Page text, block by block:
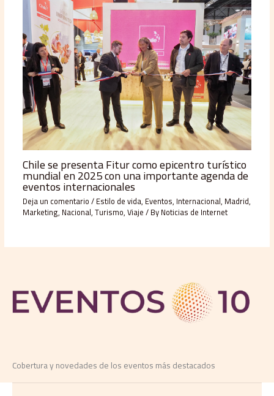
Chile se presenta Fitur como epicentro turístico
mundial en 2025 con una importante agenda de
eventos internacionales
Deja un comentario/Estilo de vida, Eventos, Internacional, Madrid,
Marketing, Nacional,Turismo,Viaje/ ByNoticias de Internet
Cobertura y novedades de los eventos más destacados